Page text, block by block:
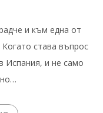
и към една от
става въпрос
Испания, и не само